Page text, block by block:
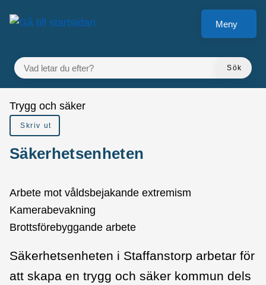
Gå till innehåll
till sidomeny
Meny
VAD LETAR DU EFTER?
Sök
Du är här:
Trygg och säker
Skriv ut
Säkerhetsenheten
Arbete mot våldsbejakande extremism
Kamerabevakning
Brottsförebyggande arbete
Säkerhetsenheten i Staffanstorp arbetar för
att skapa en trygg och säker kommun dels